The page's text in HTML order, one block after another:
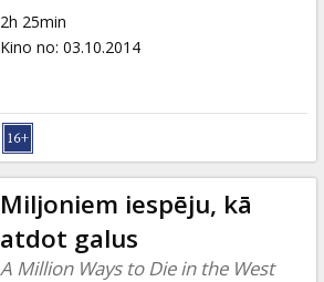
2h 25min
Kino no: 03.10.2014
Miljoniem iespēju, kā
atdot galus
A Million Ways to Die in the West